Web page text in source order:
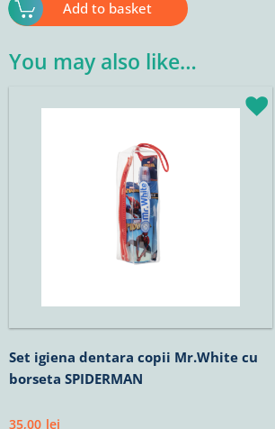
Add to basket
You may also like…
Set igiena dentara copii Mr.White cu
borseta SPIDERMAN
35,00 lei